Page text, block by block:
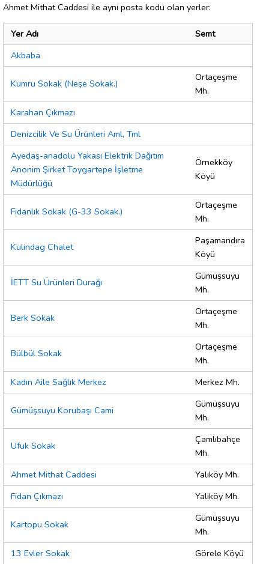
Ahmet Mithat Caddesi ile aynı posta kodu olan yerler:
Yer Adı
Semt
Akbaba
Kumru Sokak (Neşe Sokak.)
Ortaçeşme
Mh.
Karahan Çıkmazı
Denizcilik Ve Su Ürünleri Aml, Tml
Ayedaş-anadolu Yakası Elektrik Dağıtım
Anonim Şirket Toygartepe İşletme
Müdürlüğü
Örnekköy
Köyü
Fidanlık Sokak (G-33 Sokak.)
Ortaçeşme
Mh.
Kulindag Chalet
Paşamandıra
Köyü
İETT Su Ürünleri Durağı
Gümüşsuyu
Mh.
Berk Sokak
Ortaçeşme
Mh.
Bülbül Sokak
Ortaçeşme
Mh.
Kadın Aile Sağlık Merkez
Merkez Mh.
Gümüşsuyu Korubaşı Cami
Gümüşsuyu
Mh.
Ufuk Sokak
Çamlıbahçe
Mh.
Ahmet Mithat Caddesi
Yalıköy Mh.
Fidan Çıkmazı
Yalıköy Mh.
Kartopu Sokak
Gümüşsuyu
Mh.
13 Evler Sokak
Görele Köyü